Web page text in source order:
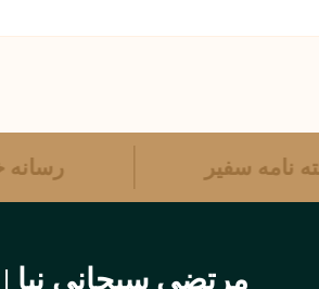
هفته نامه سفیر
مرتضی سبحانی نیا | Morteza sobhaninia